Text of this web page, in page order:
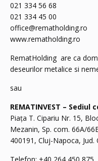
021 334 56 68
021 334 45 00
office@rematholding.ro
www.rematholding.ro
RematHolding are ca
deseurilor metalice si
sau
REMATINVEST – Sediul
Piața T. Cipariu Nr. 15,
Mezanin, Sp. com. 66A/
400191, Cluj-Napoca, Jud.